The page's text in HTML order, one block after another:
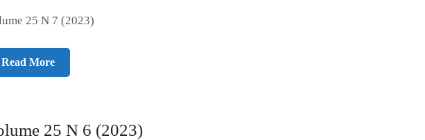
25 N 7 (2023)
Read More
25 N 6 (2023)